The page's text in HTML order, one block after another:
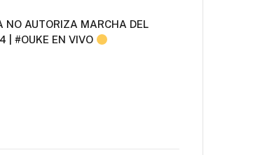
NO AUTORIZA MARCHA DEL
| #OUKE EN VIVO